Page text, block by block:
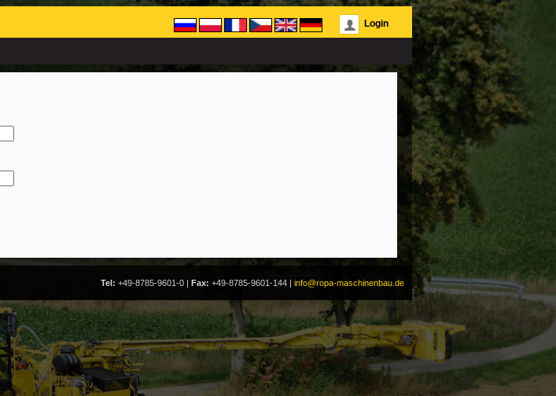
Login
Tel: +49-8785-9601-0 | Fax: +49-8785-9601-144 | info@ropa-maschinenbau.de